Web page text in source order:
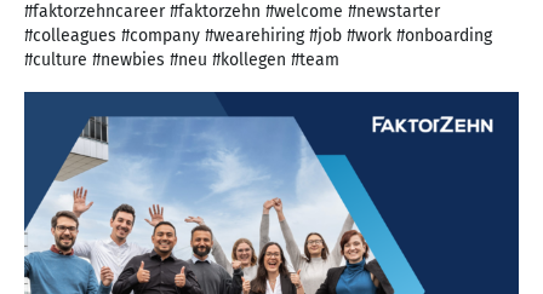
#faktorzehncareer #faktorzehn #welcome #newstarter
#colleagues #company #wearehiring #job #work #onboarding
#culture #newbies #neu #kollegen #team